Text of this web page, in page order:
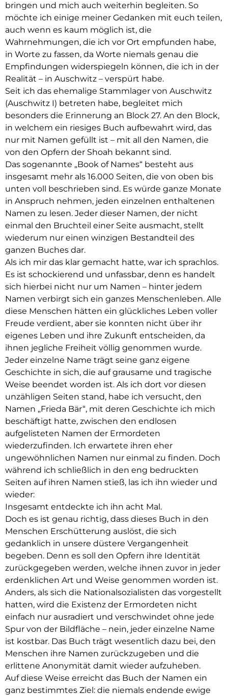
bringen und mich auch weiterhin begleiten. So
möchte ich einige meiner Gedanken mit euch teilen,
auch wenn es kaum möglich ist, die
Wahrnehmungen, die ich vor Ort empfunden habe,
in Worte zu fassen, da Worte niemals genau die
Empfindungen widerspiegeln können, die ich in der
Realität – in Auschwitz – verspürt habe.
Seit ich das ehemalige Stammlager von Auschwitz
(Auschwitz I) betreten habe, begleitet mich
besonders die Erinnerung an Block 27. An den Block,
in welchem ein riesiges Buch aufbewahrt wird, das
nur mit Namen gefüllt ist – mit all den Namen, die
von den Opfern der Shoah bekannt sind.
Das sogenannte „Book of Names“ besteht aus
insgesamt mehr als 16.000 Seiten, die von oben bis
unten voll beschrieben sind. Es würde ganze Monate
in Anspruch nehmen, jeden einzelnen enthaltenen
Namen zu lesen. Jeder dieser Namen, der nicht
einmal den Bruchteil einer Seite ausmacht, stellt
wiederum nur einen winzigen Bestandteil des
ganzen Buches dar.
Als ich mir das klar gemacht hatte, war ich sprachlos.
Es ist schockierend und unfassbar, denn es handelt
sich hierbei nicht nur um Namen – hinter jedem
Namen verbirgt sich ein ganzes Menschenleben. Alle
diese Menschen hätten ein glückliches Leben voller
Freude verdient, aber sie konnten nicht über ihr
eigenes Leben und ihre Zukunft entscheiden, da
ihnen jegliche Freiheit völlig genommen wurde.
Jeder einzelne Name trägt seine ganz eigene
Geschichte in sich, die auf grausame und tragische
Weise beendet worden ist. Als ich dort vor diesen
unzähligen Seiten stand, habe ich versucht, den
Namen „Frieda Bär“, mit deren Geschichte ich mich
beschäftigt hatte, zwischen den endlosen
aufgelisteten Namen der Ermordeten
wiederzufinden. Ich erwartete ihren eher
ungewöhnlichen Namen nur einmal zu finden. Doch
während ich schließlich in den eng bedruckten
Seiten auf ihren Namen stieß, las ich ihn wieder und
wieder:
Insgesamt entdeckte ich ihn acht Mal.
Doch es ist genau richtig, dass dieses Buch in den
Menschen Erschütterung auslöst, die sich
gedanklich in unsere düstere Vergangenheit
begeben. Denn es soll den Opfern ihre Identität
zurückgegeben werden, welche ihnen zuvor in jeder
erdenklichen Art und Weise genommen worden ist.
Anders, als sich die Nationalsozialisten das vorgestellt
hatten, wird die Existenz der Ermordeten nicht
einfach nur ausradiert und verschwindet ohne jede
Spur von der Bildfläche – nein, jeder einzelne Name
ist kostbar. Das Buch trägt wesentlich dazu bei, den
Menschen ihre Namen zurückzugeben und die
erlittene Anonymität damit wieder aufzuheben.
Auf diese Weise erreicht das Buch der Namen ein
ganz bestimmtes Ziel: die niemals endende ewige